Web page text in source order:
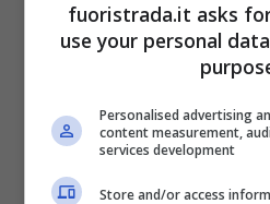
La nuovaPorsche911
con il nuovo
massima, andando in
61 cavalli rispetto al
fuoristrada.it asks
use your personal
Personalised advertising
content measurement,
services development
Store and/or access